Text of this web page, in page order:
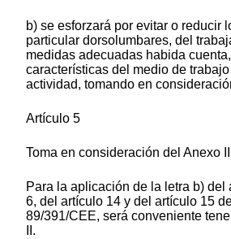
b) se esforzará por evitar o reducir
particular dorsolumbares, del
medidas adecuadas habida
características del medio de
actividad, tomando en
Artículo 5
Toma en consideración del Anexo II
Para la aplicación de la letra b) del
6, del artículo 14 y del artículo 15
89/391/CEE, será conveniente
II.